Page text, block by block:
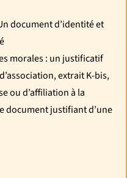
document d’identité et
morales : un justificatif
extrait K-bis,
ou d’affiliation à la
document justifiant d’une